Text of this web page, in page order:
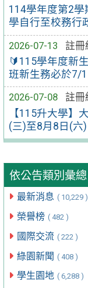
114學年度第2學
學自行至校務行
2026-07-13
註冊
🔰115學年度新
班新生務必於7/
2026-07-08
註冊
【115升大學】
(三)至8月8日(六)
依公告類別彙總
最新消息 ( 10,229 )
榮譽榜 ( 482 )
國際交流 ( 222 )
綠園新聞 ( 408 )
學生園地 ( 6,288 )